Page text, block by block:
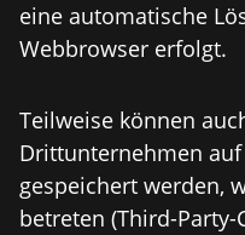
eine automatische
Webbrowser erfolgt.
Teilweise können
Drittunternehmen
gespeichert werden,
betreten (Third-Party-